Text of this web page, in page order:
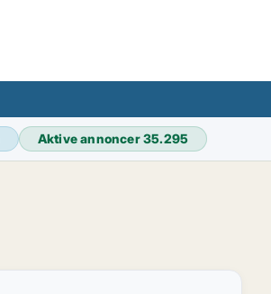
Aktive annoncer35.295